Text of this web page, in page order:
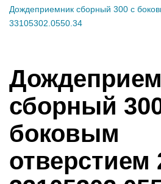
Дождеприемник сборный 300 с
33105302.0550.34
сборный
боковым
отверстием